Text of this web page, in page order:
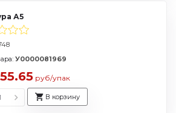
А5
У0000081969
55.65 руб/упак
В корзину